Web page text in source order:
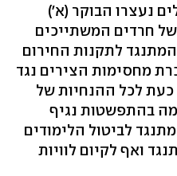
נעצרו הבוקר (א')
חרדים המשתייכים
לתקנות החירום
מחסימות הצירים נגד
כעת לכל ההנחיות של
בהתפשטות נגיף
לביטול הלימודים
ואף לקיום לוויות